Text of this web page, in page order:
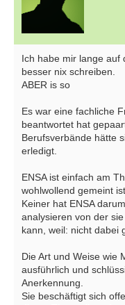
Ich habe mir lange auf
besser nix schreiben.
ABER is so
Es war eine fachliche
beantwortet hat
Berufsverbände hätte
erledigt.
ENSA ist einfach am
wohlwollend gemeint ist.
Keiner hat ENSA
analysieren von der
kann, weil: nicht dabei
Die Art und Weise wie
ausführlich und
Anerkennung.
Sie beschäftigt sich